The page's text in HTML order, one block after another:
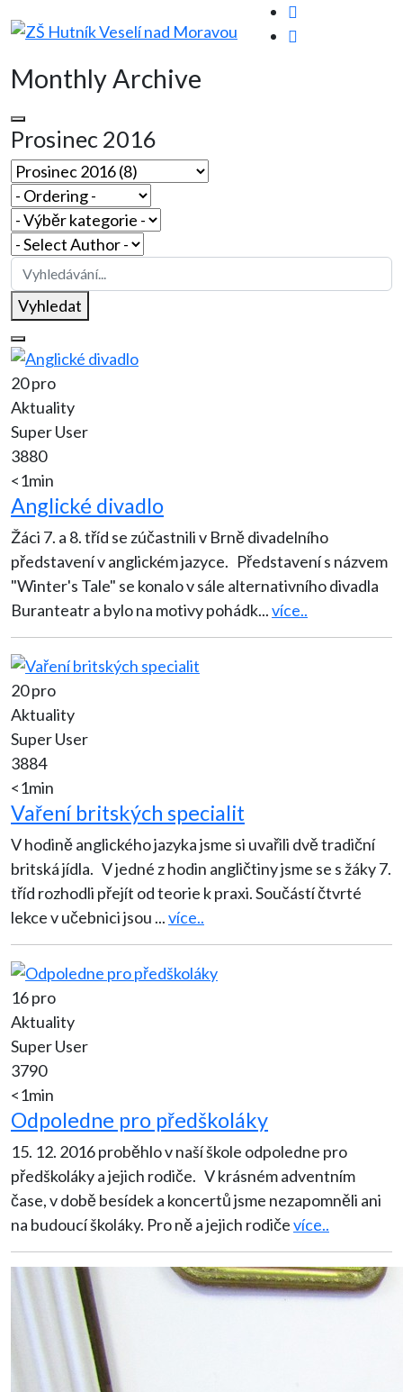
Monthly Archive
Prosinec 2016
Vyhledat
20 pro
Aktuality
Super User
3880
<1min
Anglické divadlo
Žáci 7. a 8. tříd se zúčastnili v Brně divadelního
představení v anglickém jazyce. Představení s názvem
"Winter's Tale" se konalo v sále alternativního divadla
Buranteatr a bylo na motivy pohádk...více..
20 pro
Aktuality
Super User
3884
<1min
Vaření britských specialit
V hodině anglického jazyka jsme si uvařili dvě tradiční
britská jídla. V jedné z hodin angličtiny jsme se s žáky 7.
tříd rozhodli přejít od teorie k praxi. Součástí čtvrté
lekce v učebnici jsou ...více..
16 pro
Aktuality
Super User
3790
<1min
Odpoledne pro předškoláky
15. 12. 2016 proběhlo v naší škole odpoledne pro
předškoláky a jejich rodiče. V krásném adventním
čase, v době besídek a koncertů jsme nezapomněli ani
na budoucí školáky. Pro ně a jejich rodičevíce..